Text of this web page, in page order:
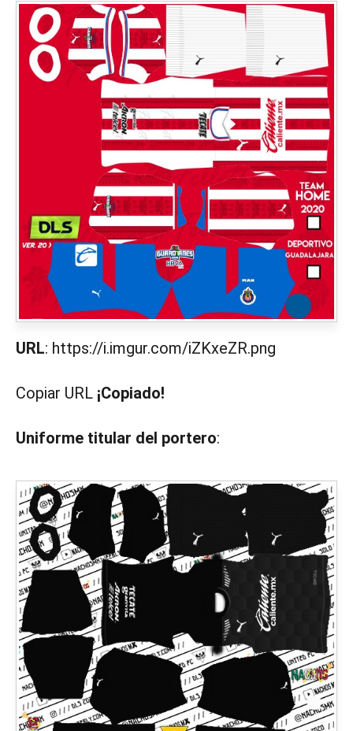
URL: https://i.imgur.com/iZKxeZR.png
Copiar URL ¡Copiado!
Uniforme titular del portero: